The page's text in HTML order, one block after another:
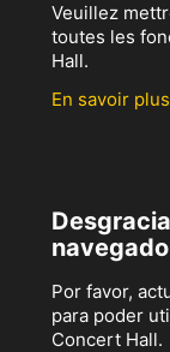
Veuillez
toutes les
Hall.
En savoir plus
Por favor,
para poder
Concert Hall.